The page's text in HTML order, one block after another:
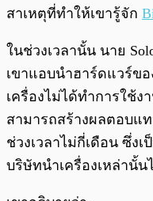
สาเหตุที่ทำให้เขารู้จัก
ในช่วงเวลานั้น นาย
เขาแอบนำฮาร์ดแวร์ข
เครื่องไม่ได้ทำการใช้
สามารถสร้างผลตอบแ
ช่วงเวลาไม่กี่เดือน ซึ่ง
บริษัทนำเครื่องเหล่านั้น